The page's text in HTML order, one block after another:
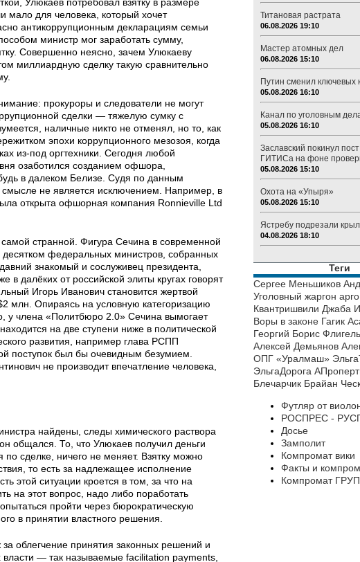
мало для человека, который хочет
антикоррупционным декларациям семьи
министр мог заработать сумму,
Совершенно неясно, зачем Улюкаеву
миллиардную сделку такую сравнительно
прокуроры и следователи не могут
сделки — тяжелую сумку с
наличные никто не отменял, но то, как
эпохи коррупционного мезозоя, когда
из-под оргтехники. Сегодня любой
озаботился созданием офшора,
в далеком Белизе. Судя по данным
не является исключением. Например, в
открыта офшорная компания Ronnieville Ltd
самой странной. Фигура Сечина в современной
десятком федеральных министров, собранных
знакомый и сослуживец президента,
в далёких от российской элиты кругах говорят
Игорь Иванович становится жертвой
млн. Опираясь на условную категоризацию
у члена «Политбюро 2.0» Сечина вымогает
на две ступени ниже в политической
развития, например глава РСПП
поступок был бы очевидным безумием.
не производит впечатление человека,
найдены, следы химического раствора
общался. То, что Улюкаев получил деньги
сделке, ничего не меняет. Взятку можно
то есть за надлежащее исполнение
этой ситуации кроется в том, за что на
на этот вопрос, надо либо поработать
пройти через бюрократическую
в принятии властного решения.
облегчение принятия законных решений и
— так называемые facilitation payments,
Титановая растрата
06.08.2026 19:10
Мастер атомных дел
06.08.2026 15:10
Путин сменил ключевых
05.08.2026 16:10
Канал по уголовным
05.08.2026 16:10
Заславский покинул
ГИТИСа на фоне
05.08.2026 15:10
Охота на «Упыря»
05.08.2026 15:10
Ястребу подрезали
04.08.2026 18:10
Теги
Сергее Меньшиков
Уголовный жаргон арго
Квантришвили Джаба
Воры в законе Гагик
Георгий Борис Флигель
Алексей Демьянов
ОПГ «Уралмаш»
ЭльгаДорога
Блечарчик Брайан
Футляр от
РОСПРЕС -
Досье
Замполит
Компромат вики
Факты и
Компромат